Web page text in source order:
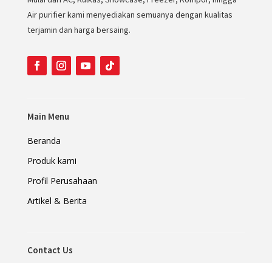
Air purifier kami menyediakan semuanya dengan kualitas
terjamin dan harga bersaing.
Main Menu
Beranda
Produk kami
Profil Perusahaan
Artikel & Berita
Contact Us